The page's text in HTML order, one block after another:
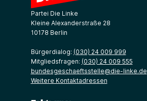
Partei Die Linke
Kleine Alexanderstraße 28
10178 Berlin
Bürgerdialog: (030) 24 009 999
Mitgliedsfragen: (030) 24 009 555
bundesgeschaeftsstelle@die-linke.de
Weitere Kontaktadressen